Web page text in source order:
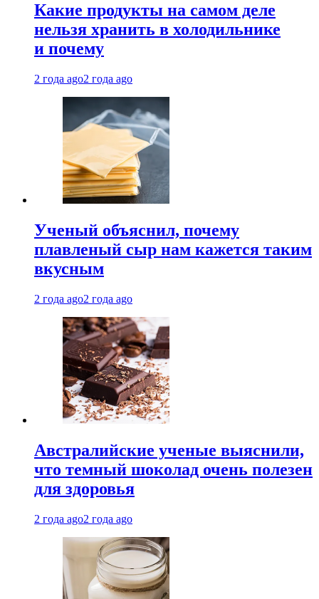
Какие продукты на самом деле
нельзя хранить в холодильнике
и почему
2 года ago2 года ago
Ученый объяснил, почему
плавленый сыр нам кажется таким
вкусным
2 года ago2 года ago
Австралийские ученые выяснили,
что темный шоколад очень полезен
для здоровья
2 года ago2 года ago